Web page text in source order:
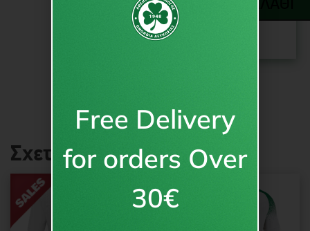
Σχετικά προϊόντα
Free Delivery
for orders Over
30€